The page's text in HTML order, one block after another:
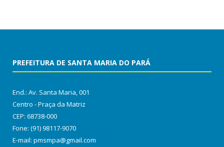
PREFEITURA DE SANTA MARIA DO PARÁ
End.: Av. Santa Maria, 001
Centro - Praça da Matriz
CEP: 68738-000
Fone: (91) 98117-9070
E-mail: pmsmpa@gmail.com